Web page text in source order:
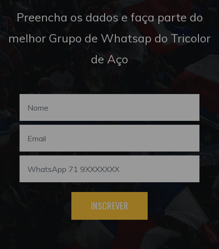
Preencha os dados e faça parte do
melhor Grupo de Whatsap do Tricolor
de Aço
INSCREVER